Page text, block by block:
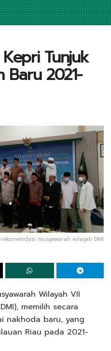
Tunjuk
Baru 2021-
musyawarah wilayah DMI
Wilayah VII
memilih secara
nakhoda baru, yang
Riau pada 2021-